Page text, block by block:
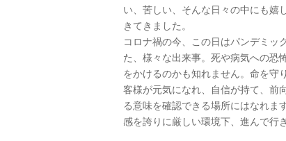
い、苦しい、そんな日々の中にも嬉
きてきました。
コロナ禍の今、この日はパンデミッ
た、様々な出来事。死や病気への恐
をかけるのかも知れません。命を守
客様が元気になれ、自信が持て、前
る意味を確認できる場所にはなれま
感を誇りに厳しい環境下、進んで行